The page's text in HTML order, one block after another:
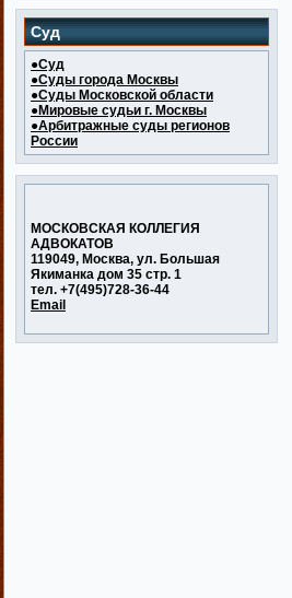
Суд
●Суд
●Суды города Москвы
●Суды Московской области
●Мировые судьи г. Москвы
●Арбитражные суды регионов
России
МОСКОВСКАЯ КОЛЛЕГИЯ
АДВОКАТОВ
119049, Москва, ул. Большая
Якиманка дом 35 стр. 1
тел. +7(495)728-36-44
Email